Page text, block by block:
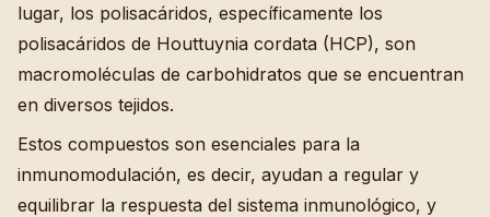
lugar, los polisacáridos, específicamente los
polisacáridos de Houttuynia cordata (HCP), son
macromoléculas de carbohidratos que se encuentran
en diversos tejidos.
Estos compuestos son esenciales para la
inmunomodulación, es decir, ayudan a regular y
equilibrar la respuesta del sistema inmunológico, y